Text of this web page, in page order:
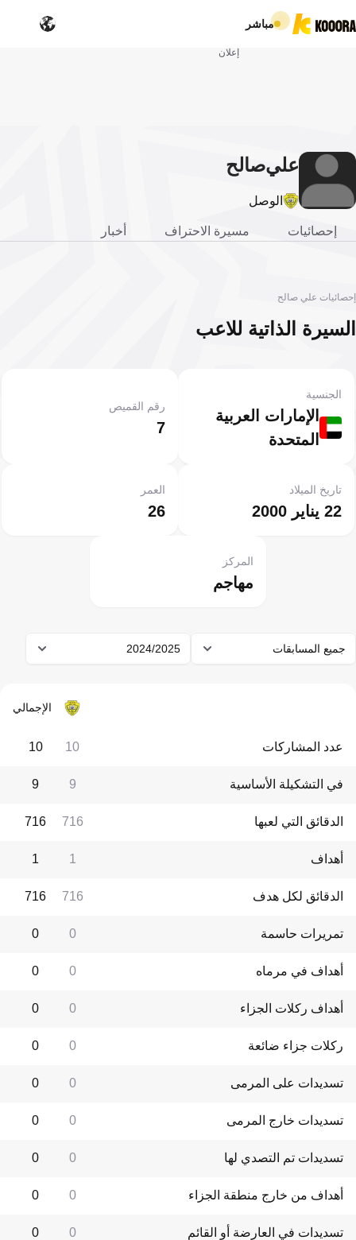
مباشر
إعلان
عليصالح
الوصل
إحصائيات مسيرة الاحتراف أخبار
إحصائيات علي صالح
السيرة الذاتية للاعب
الإمارات العربية
المتحدة
الجنسية
7
رقم القميص
22 يناير 2000
تاريخ الميلاد
26
العمر
مهاجم
المركز
جميع المسابقات 2024/2025
الإجمالي
عدد المشاركات 10
10
في التشكيلة الأساسية 9
9
الدقائق التي لعبها 716
716
أهداف 1
1
الدقائق لكل هدف 716
716
تمريرات حاسمة 0
0
أهداف في مرماه 0
0
أهداف ركلات الجزاء 0
0
ركلات جزاء ضائعة 0
0
تسديدات على المرمى 0
0
تسديدات خارج المرمى 0
0
تسديدات تم التصدي لها 0
0
أهداف من خارج منطقة الجزاء 0
0
تسديدات في العارضة أو القائم 0
0